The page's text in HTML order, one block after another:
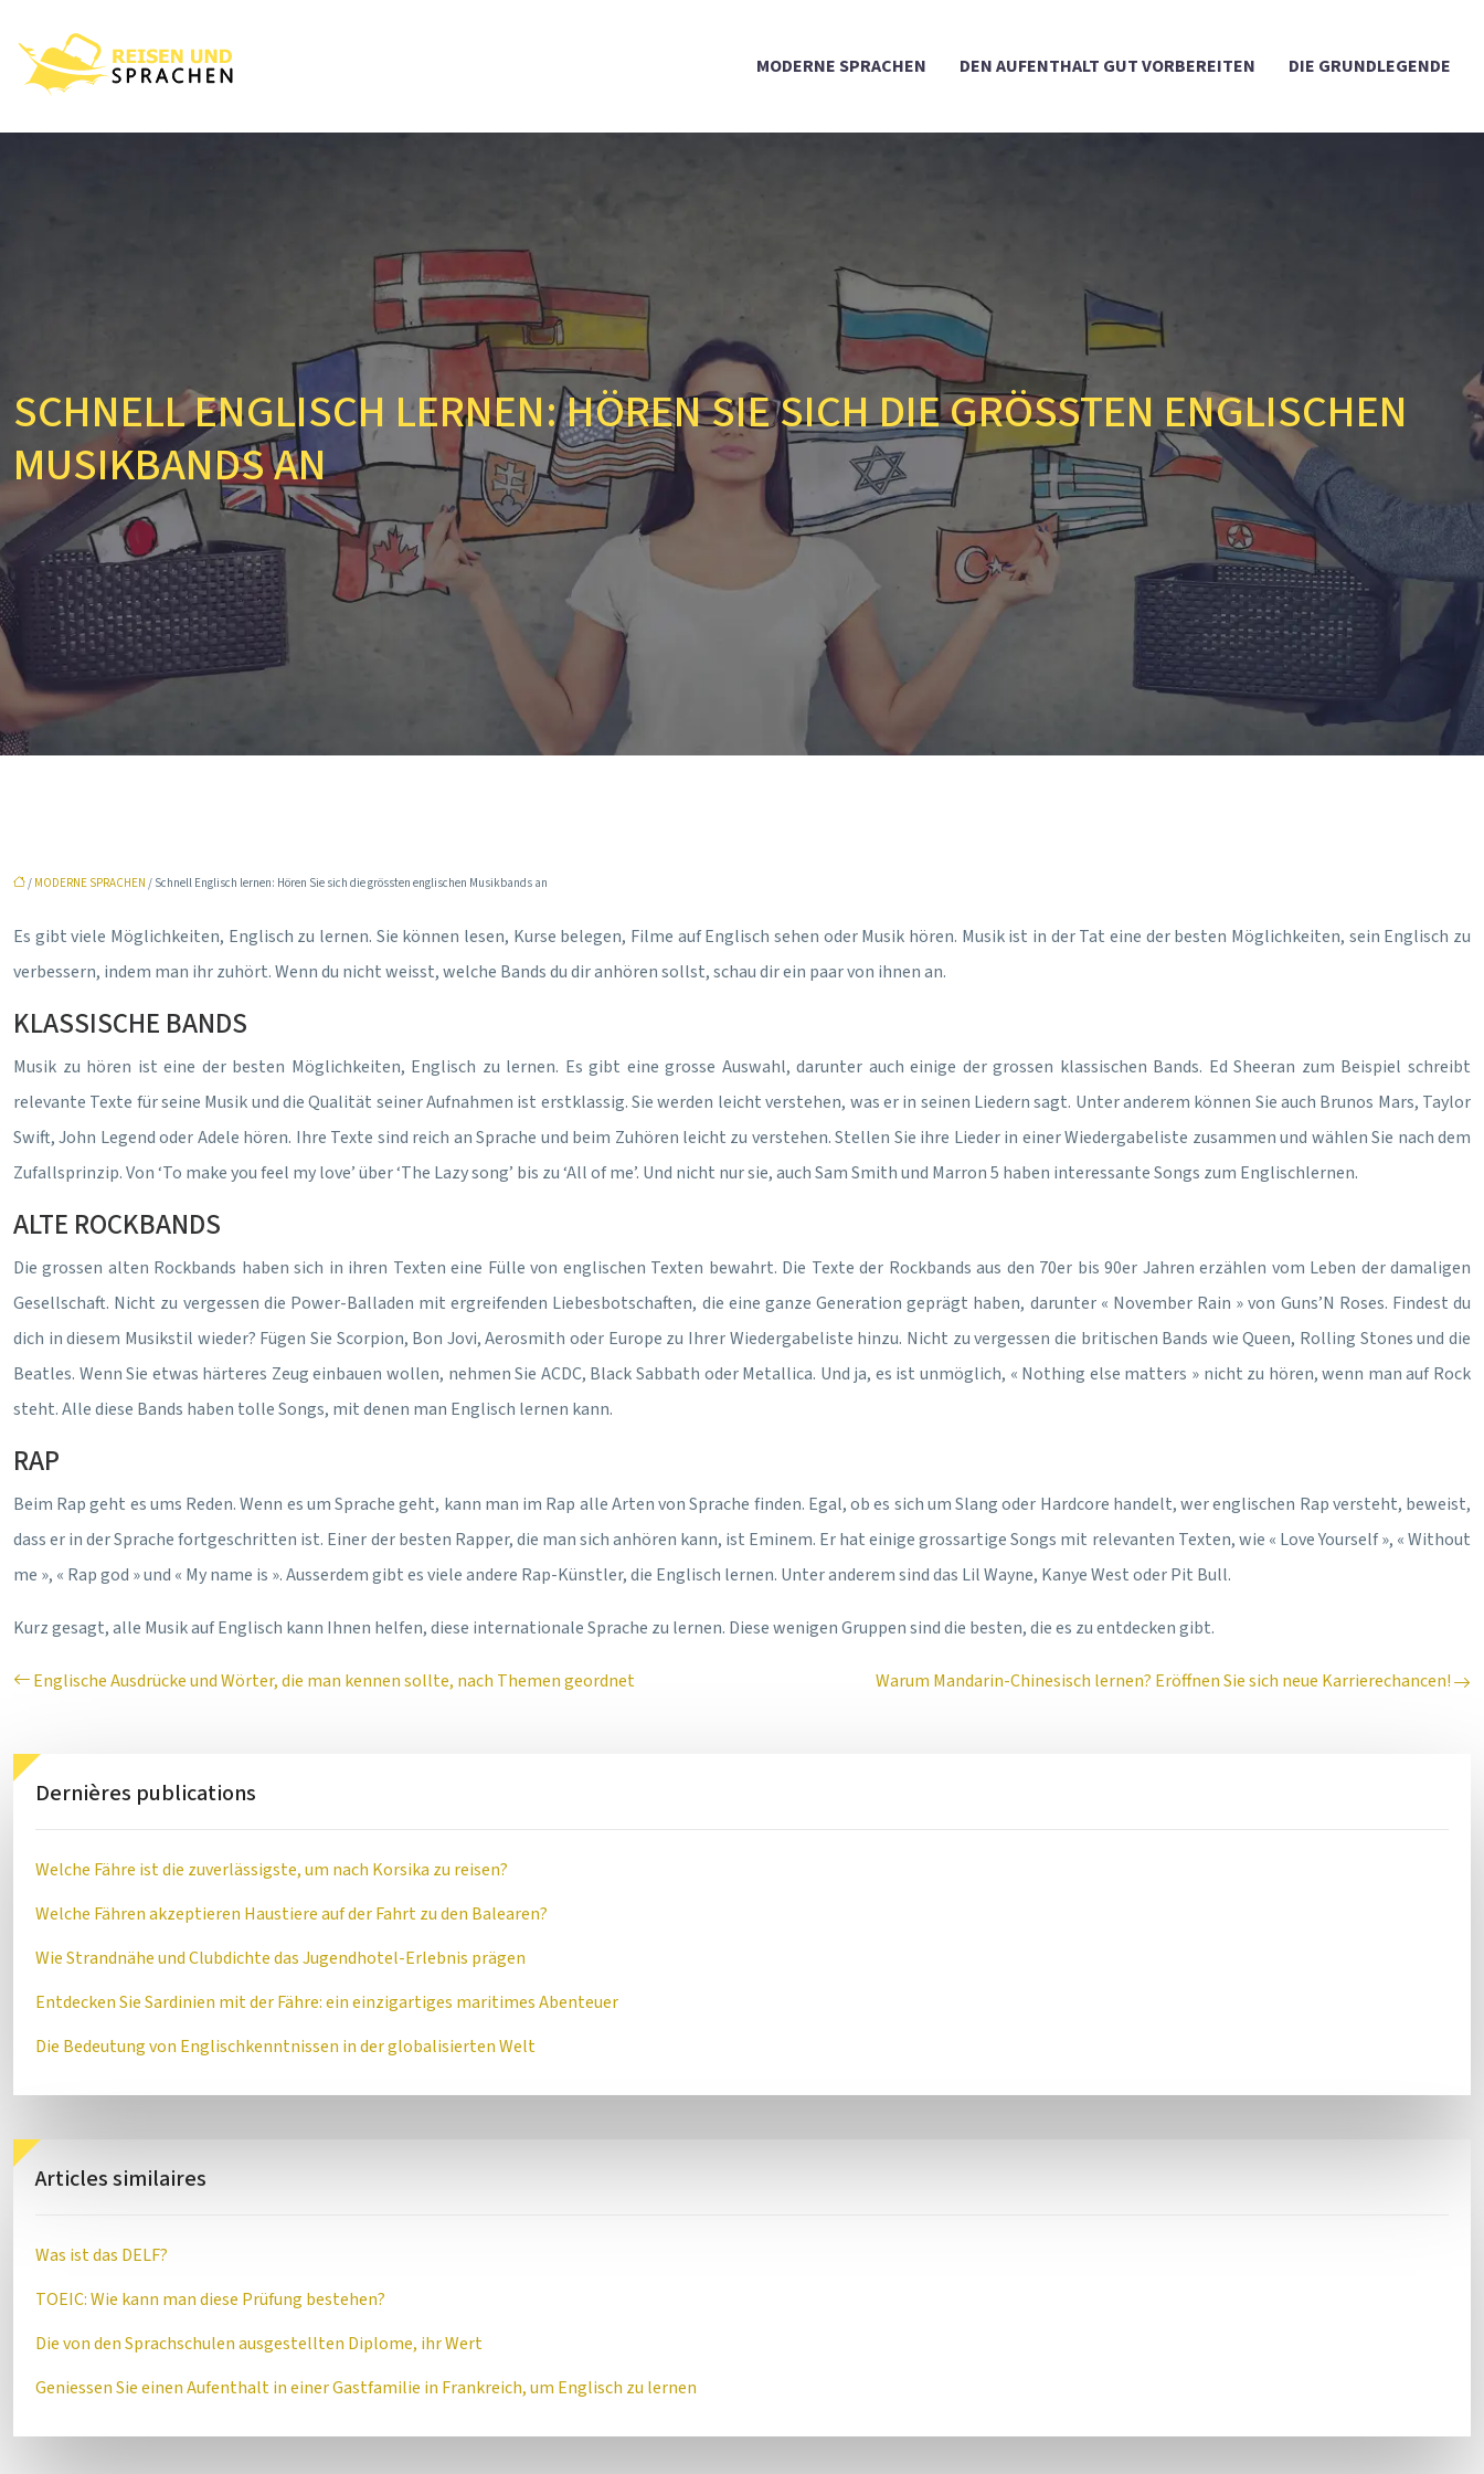
MODERNE SPRACHEN DEN AUFENTHALT GUT VORBEREITEN DIE GRUNDLEGENDE
SCHNELL ENGLISCH LERNEN: HÖREN SIE SICH DIE GRÖSSTEN ENGLISCHEN
MUSIKBANDS AN
/ MODERNE SPRACHEN / Schnell Englisch lernen: Hören Sie sich die grössten englischen Musikbands an
Es gibt viele Möglichkeiten, Englisch zu lernen. Sie können lesen, Kurse belegen, Filme auf Englisch sehen oder Musik hören. Musik ist in der Tat eine der besten Möglichkeiten, sein Englisch zu
verbessern, indem man ihr zuhört. Wenn du nicht weisst, welche Bands du dir anhören sollst, schau dir ein paar von ihnen an.
KLASSISCHE BANDS
Musik zu hören ist eine der besten Möglichkeiten, Englisch zu lernen. Es gibt eine grosse Auswahl, darunter auch einige der grossen klassischen Bands. Ed Sheeran zum Beispiel schreibt
relevante Texte für seine Musik und die Qualität seiner Aufnahmen ist erstklassig. Sie werden leicht verstehen, was er in seinen Liedern sagt. Unter anderem können Sie auch Brunos Mars, Taylor
Swift, John Legend oder Adele hören. Ihre Texte sind reich an Sprache und beim Zuhören leicht zu verstehen. Stellen Sie ihre Lieder in einer Wiedergabeliste zusammen und wählen Sie nach dem
Zufallsprinzip. Von ‘To make you feel my love’ über ‘The Lazy song’ bis zu ‘All of me’. Und nicht nur sie, auch Sam Smith und Marron 5 haben interessante Songs zum Englischlernen.
ALTE ROCKBANDS
Die grossen alten Rockbands haben sich in ihren Texten eine Fülle von englischen Texten bewahrt. Die Texte der Rockbands aus den 70er bis 90er Jahren erzählen vom Leben der damaligen
Gesellschaft. Nicht zu vergessen die Power-Balladen mit ergreifenden Liebesbotschaften, die eine ganze Generation geprägt haben, darunter « November Rain » von Guns’N Roses. Findest du
dich in diesem Musikstil wieder? Fügen Sie Scorpion, Bon Jovi, Aerosmith oder Europe zu Ihrer Wiedergabeliste hinzu. Nicht zu vergessen die britischen Bands wie Queen, Rolling Stones und die
Beatles. Wenn Sie etwas härteres Zeug einbauen wollen, nehmen Sie ACDC, Black Sabbath oder Metallica. Und ja, es ist unmöglich, « Nothing else matters » nicht zu hören, wenn man auf Rock
steht. Alle diese Bands haben tolle Songs, mit denen man Englisch lernen kann.
RAP
Beim Rap geht es ums Reden. Wenn es um Sprache geht, kann man im Rap alle Arten von Sprache finden. Egal, ob es sich um Slang oder Hardcore handelt, wer englischen Rap versteht, beweist,
dass er in der Sprache fortgeschritten ist. Einer der besten Rapper, die man sich anhören kann, ist Eminem. Er hat einige grossartige Songs mit relevanten Texten, wie « Love Yourself », « Without
me », « Rap god » und « My name is ». Ausserdem gibt es viele andere Rap-Künstler, die Englisch lernen. Unter anderem sind das Lil Wayne, Kanye West oder Pit Bull.
Kurz gesagt, alle Musik auf Englisch kann Ihnen helfen, diese internationale Sprache zu lernen. Diese wenigen Gruppen sind die besten, die es zu entdecken gibt.
Englische Ausdrücke und Wörter, die man kennen sollte, nach Themen geordnet Warum Mandarin-Chinesisch lernen? Eröffnen Sie sich neue Karrierechancen!
Dernières publications
Welche Fähre ist die zuverlässigste, um nach Korsika zu reisen?
Welche Fähren akzeptieren Haustiere auf der Fahrt zu den Balearen?
Wie Strandnähe und Clubdichte das Jugendhotel-Erlebnis prägen
Entdecken Sie Sardinien mit der Fähre: ein einzigartiges maritimes Abenteuer
Die Bedeutung von Englischkenntnissen in der globalisierten Welt
Articles similaires
Was ist das DELF?
TOEIC: Wie kann man diese Prüfung bestehen?
Die von den Sprachschulen ausgestellten Diplome, ihr Wert
Geniessen Sie einen Aufenthalt in einer Gastfamilie in Frankreich, um Englisch zu lernen